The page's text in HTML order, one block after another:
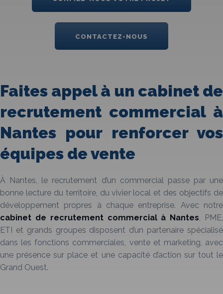
CONTACTEZ-NOUS
Faites appel à un cabinet de
recrutement commercial à
Nantes pour renforcer vos
équipes de vente
À Nantes, le recrutement d’un commercial passe par une
bonne lecture du territoire, du vivier local et des objectifs de
développement propres à chaque entreprise. Avec notre
cabinet de recrutement commercial à Nantes, PME,
ETI et grands groupes disposent d’un partenaire spécialisé
dans les fonctions commerciales, vente et marketing, avec
une présence sur place et une capacité d’action sur tout le
Grand Ouest.